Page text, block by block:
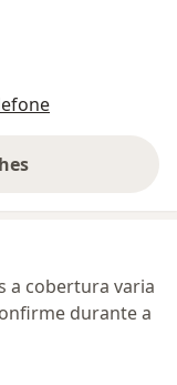
a cobertura varia
durante a